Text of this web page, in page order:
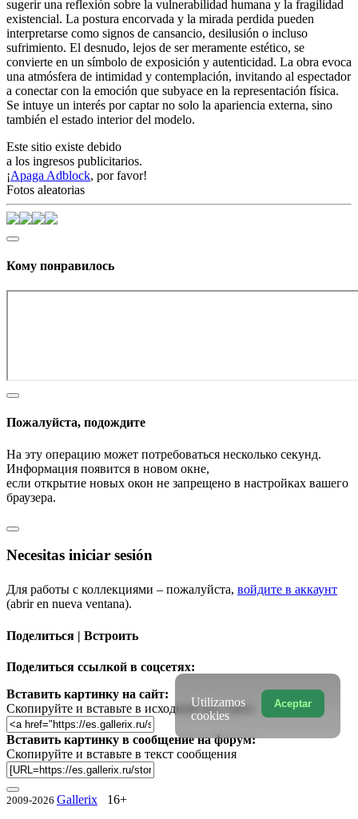
sugerir una reflexión sobre la vulnerabilidad humana y la fragilidad
existencial. La postura encorvada y la mirada perdida pueden
interpretarse como signos de cansancio, desilusión o incluso
sufrimiento. El desnudo, lejos de ser meramente estético, se
convierte en un símbolo de exposición y autenticidad. La obra evoca
una atmósfera de intimidad y contemplación, invitando al espectador
a conectar con la emoción que subyace en la representación física.
Se intuye un interés por captar no solo la apariencia externa, sino
también el estado interior del modelo.
Este sitio existe debido
a los ingresos publicitarios.
¡Apaga Adblock, por favor!
Fotos aleatorias
Кому понравилось
Пожалуйста, подождите
На эту операцию может потребоваться несколько секунд.
Информация появится в новом окне,
если открытие новых окон не запрещено в настройках вашего
браузера.
Necesitas iniciar sesión
Для работы с коллекциями – пожалуйста, войдите в аккаунт
(abrir en nueva ventana).
Поделиться | Встроить
Поделиться ссылкой в соцсетях:
Вставить картинку на сайт:
Скопируйте и вставьте в исходный код сайта
Вставить картинку в сообщение на форум:
Скопируйте и вставьте в текст сообщения
2009-2026 Gallerix 16+
Aceptar
Utilizamos
cookies